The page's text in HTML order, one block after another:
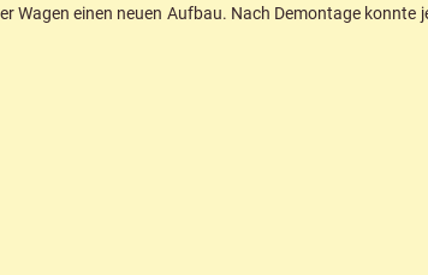
Wagen einen neuen Aufbau. Nach Demontage